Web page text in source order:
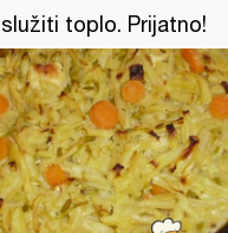
toplo. Prijatno!